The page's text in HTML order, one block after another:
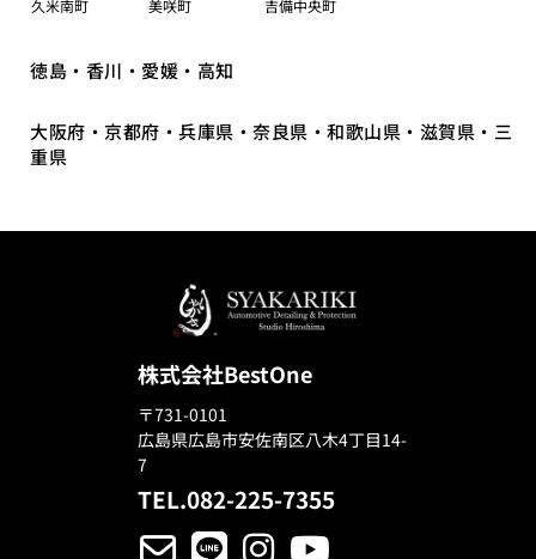
久米南町
美咲町 吉備中央町
徳島・香川・愛媛・高知
大阪府・京都府・兵庫県・奈良県・和歌山県・滋賀県・三
重県
株式会社BestOne
〒731-0101
広島県広島市安佐南区八木4丁目14-
7
TEL.082-225-7355